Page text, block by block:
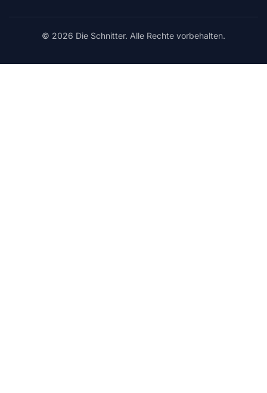
© 2026 Die Schnitter. Alle Rechte vorbehalten.